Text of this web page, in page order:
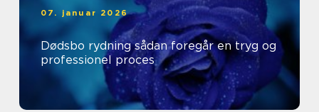
07. januar 2026
Dødsbo rydning sådan foregår en tryg og
professionel proces